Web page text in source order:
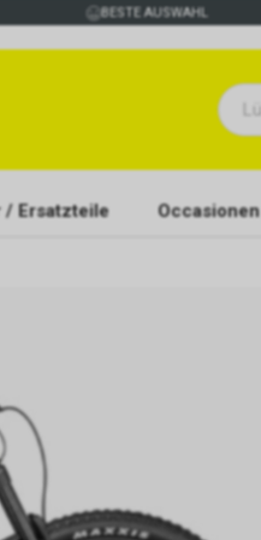
BESTE AUSWAHL
/ Ersatzteile Occasionen